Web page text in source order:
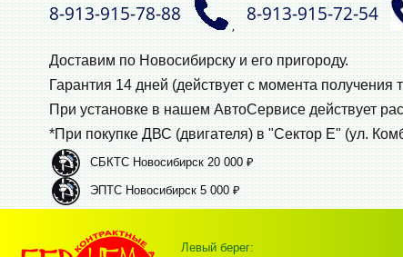
8‑913‑915‑78‑88
,
8‑913‑915‑72‑54
Доставим по Новосибирску и его пригороду.
Гарантия 14 дней (действует с момента получения
При установке в нашем АвтоСервисе действует
*При покупке ДВС (двигателя) в "Сектор Е" (ул.
СБКТС Новосибирск 20 000 ₽
ЭПТС Новосибирск 5 000 ₽
Левый берег: